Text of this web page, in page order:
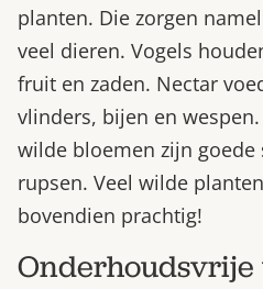
planten. Die zorgen
veel dieren. Vogels
fruit en zaden. Nectar
vlinders, bijen en
wilde bloemen zijn
rupsen. Veel wilde
bovendien prachtig!